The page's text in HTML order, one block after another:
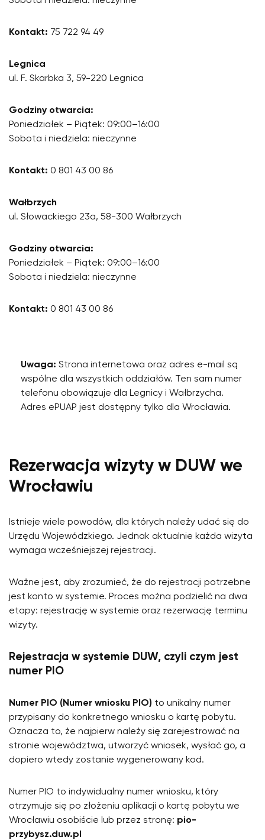
Kontakt: 75 722 94 49
Legnica
ul. F. Skarbka 3, 59-220 Legnica
Godziny otwarcia:
Poniedziałek – Piątek: 09:00–16:00
Sobota i niedziela: nieczynne
Kontakt: 0 801 43 00 86
Wałbrzych
ul. Słowackiego 23a, 58-300 Wałbrzych
Godziny otwarcia:
Poniedziałek – Piątek: 09:00–16:00
Sobota i niedziela: nieczynne
Kontakt: 0 801 43 00 86
Uwaga: Strona internetowa oraz adres e-mail są
wspólne dla wszystkich oddziałów. Ten sam numer
telefonu obowiązuje dla Legnicy i Wałbrzycha.
Adres ePUAP jest dostępny tylko dla Wrocławia.
Rezerwacja wizyty w DUW we
Wrocławiu
Istnieje wiele powodów, dla których należy udać się do
Urzędu Wojewódzkiego. Jednak aktualnie każda wizyta
wymaga wcześniejszej rejestracji.
Ważne jest, aby zrozumieć, że do rejestracji potrzebne
jest konto w systemie. Proces można podzielić na dwa
etapy: rejestrację w systemie oraz rezerwację terminu
wizyty.
Rejestracja w systemie DUW, czyli czym jest
numer PIO
Numer PIO (Numer wniosku PIO) to unikalny numer
przypisany do konkretnego wniosku o kartę pobytu.
Oznacza to, że najpierw należy się zarejestrować na
stronie województwa, utworzyć wniosek, wysłać go, a
dopiero wtedy zostanie wygenerowany kod.
Numer PIO to indywidualny numer wniosku, który
otrzymuje się po złożeniu aplikacji o kartę pobytu we
Wrocławiu osobiście lub przez stronę: pio-
przybysz.duw.pl